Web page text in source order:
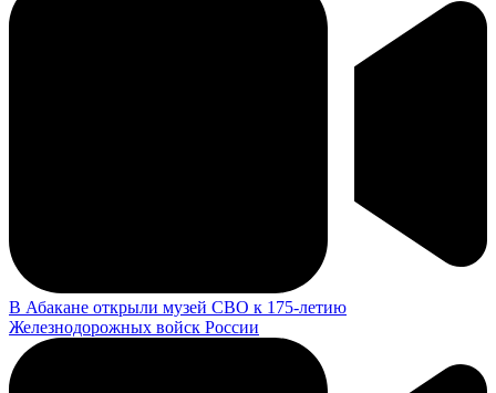
В Абакане открыли музей СВО к 175-летию
Железнодорожных войск России